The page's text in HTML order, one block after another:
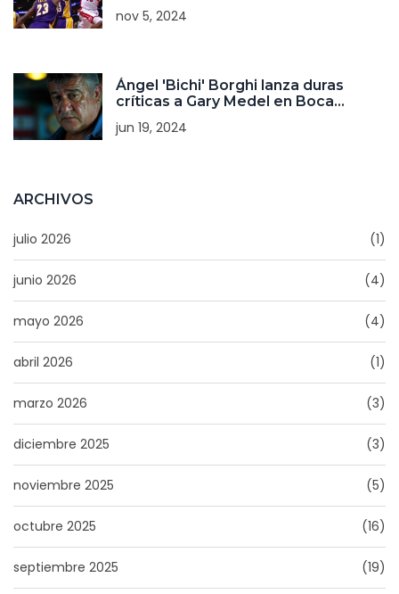
nov 5, 2024
Ángel 'Bichi' Borghi lanza duras
críticas a Gary Medel en Boca
jun 19, 2024
ARCHIVOS
julio 2026 (1)
junio 2026 (4)
mayo 2026 (4)
abril 2026 (1)
marzo 2026 (3)
diciembre 2025 (3)
noviembre 2025 (5)
octubre 2025 (16)
septiembre 2025 (19)